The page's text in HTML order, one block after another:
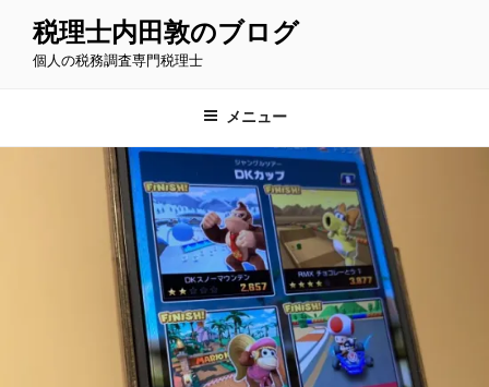
税理士内田敦のブログ
個人の税務調査専門税理士
メニュー